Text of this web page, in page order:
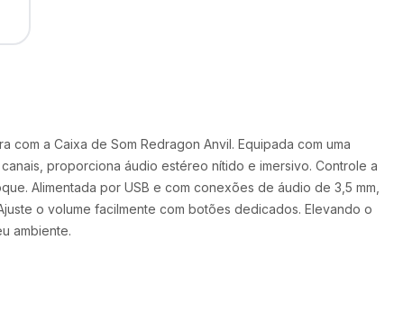
com a Caixa de Som Redragon Anvil. Equipada com uma
proporciona áudio estéreo nítido e imersivo. Controle a
Alimentada por USB e com conexões de áudio de 3,5 mm,
o volume facilmente com botões dedicados. Elevando o
ambiente.